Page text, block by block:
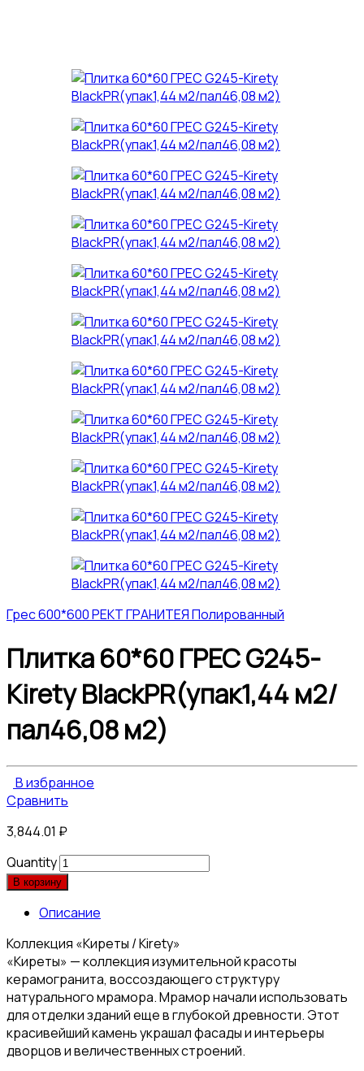
Грес 600*600 РЕКТ ГРАНИТЕЯ Полированный
Плитка 60*60 ГРЕС G245-
Kirety BlackPR(упак1,44 м2/
пал46,08 м2)
В избранное
Сравнить
3,844.01 ₽
Quantity
В корзину
Описание
Коллекция «Киреты / Kirety»
«Киреты» — коллекция изумительной красоты
керамогранита, воссоздающего структуру
натурального мрамора. Мрамор начали использовать
для отделки зданий еще в глубокой древности. Этот
красивейший камень украшал фасады и интерьеры
дворцов и величественных строений.